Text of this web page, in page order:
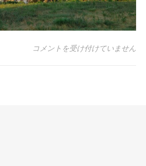
青天 (朝) は
コメントを受け付けていません